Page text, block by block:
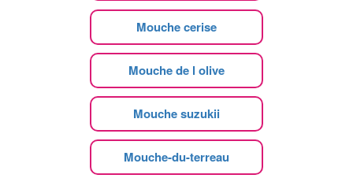
Mouche cerise
Mouche de l olive
Mouche suzukii
Mouche-du-terreau